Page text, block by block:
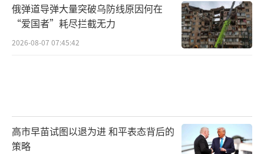
俄弹道导弹大量突破乌防线原因何在
“爱国者”耗尽拦截无力
2026-08-07 07:45:42
高市早苗试图以退为进 和平表态背后的
策略